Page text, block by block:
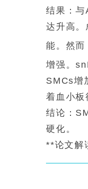
结果：
达升高
能。然
增强。
SMCs增
着血小板
结论：
硬化。
**论文解